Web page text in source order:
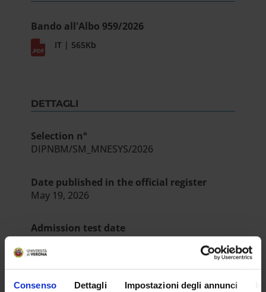
Consenso Dettagli Impostazioni degli annunci
Bando all'Albo 959/2026
IT | 565Kb
DETTAGLI
Selection n°
DIPNBM/SM_MNESYS/2026
Date published in the official register
May 19, 2026
Admission test date
Jun 19, 2026
Neuroscienze, Biomedicina e Movimento